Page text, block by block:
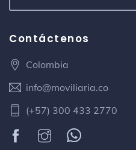
Contáctenos
Colombia
info@moviliaria.co
(+57) 300 433 2770